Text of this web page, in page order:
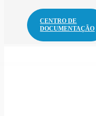
CENTRO DE
DOCUMENTAÇÃO